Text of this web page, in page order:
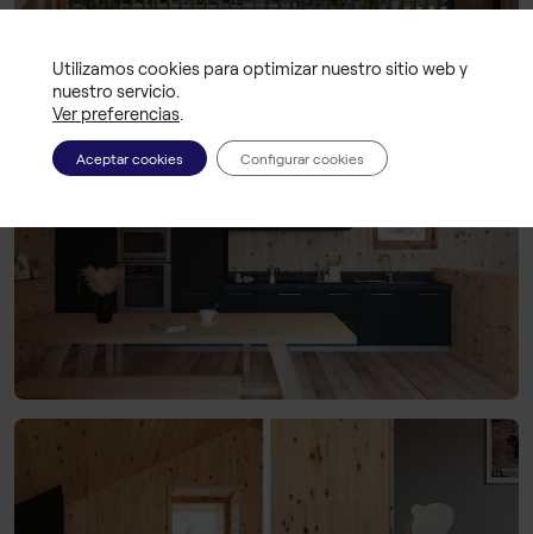
Utilizamos cookies para optimizar nuestro sitio web y
nuestro servicio.
Ver preferencias
Aceptar cookies Configurar cookies